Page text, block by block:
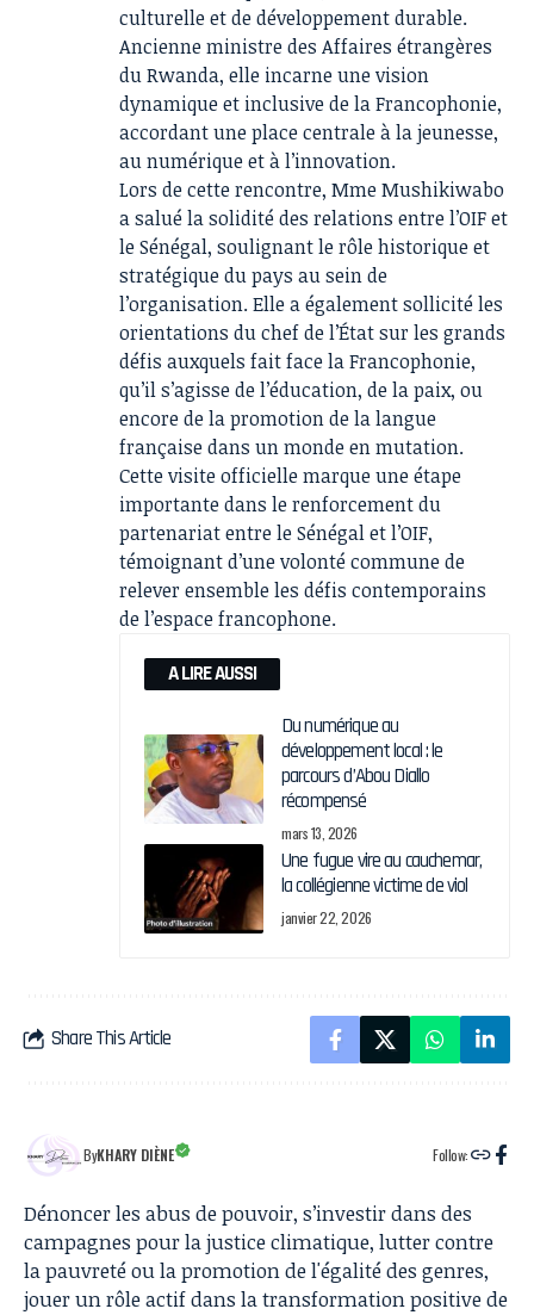
culturelle et de développement durable.
Ancienne ministre des Affaires étrangères
du Rwanda, elle incarne une vision
dynamique et inclusive de la Francophonie,
accordant une place centrale à la jeunesse,
au numérique et à l’innovation.
Lors de cette rencontre, Mme Mushikiwabo
a salué la solidité des relations entre l’OIF et
le Sénégal, soulignant le rôle historique et
stratégique du pays au sein de
l’organisation. Elle a également sollicité les
orientations du chef de l’État sur les grands
défis auxquels fait face la Francophonie,
qu’il s’agisse de l’éducation, de la paix, ou
encore de la promotion de la langue
française dans un monde en mutation.
Cette visite officielle marque une étape
importante dans le renforcement du
partenariat entre le Sénégal et l’OIF,
témoignant d’une volonté commune de
relever ensemble les défis contemporains
de l’espace francophone.
A LIRE AUSSI
Du numérique au
développement local : le
parcours d’Abou Diallo
récompensé
mars 13, 2026
Une fugue vire au cauchemar,
la collégienne victime de viol
janvier 22, 2026
Share This Article
ByKHARY DIÈNE Follow:
Dénoncer les abus de pouvoir, s’investir dans des
campagnes pour la justice climatique, lutter contre
la pauvreté ou la promotion de l'égalité des genres,
jouer un rôle actif dans la transformation positive de